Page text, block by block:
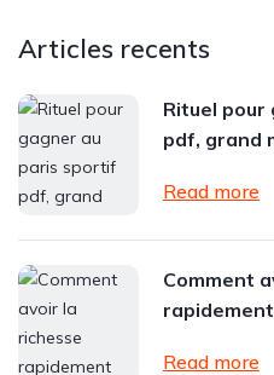
Articles recents
Rituel
pdf, grand
Read more
Comment
Read more